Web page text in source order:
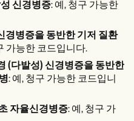
신경병증: 예, 청구 가능한
경병증을 동반한 기저 질환
가능한 코드입니다.
(다발성) 신경병증을 동반한
: 예, 청구 가능한 코드입니
자율신경병증: 예, 청구 가